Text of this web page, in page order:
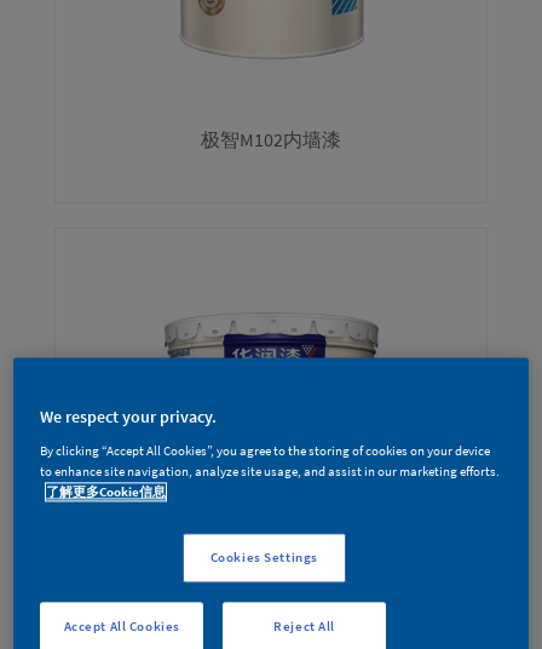
极智M102内墙漆
We respect your privacy.
By clicking “Accept All Cookies”, you agree to the storing of cookies on your device
to enhance site navigation, analyze site usage, and assist in our marketing efforts.
了解更多Cookie信息
Cookies Settings
Reject All
Accept All Cookies